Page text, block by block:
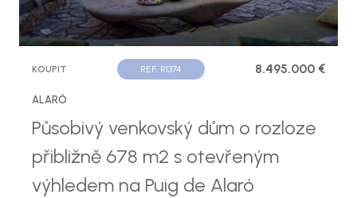
KOUPIT REF. R1374 8.495.000 €
ALARÓ
Působivý venkovský dům o rozloze
přibližně 678 m2 s otevřeným
výhledem na Puig de Alaró